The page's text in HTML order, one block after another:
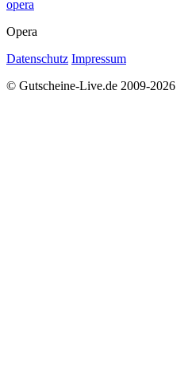
opera
Opera
Datenschutz Impressum
© Gutscheine-Live.de 2009-2026